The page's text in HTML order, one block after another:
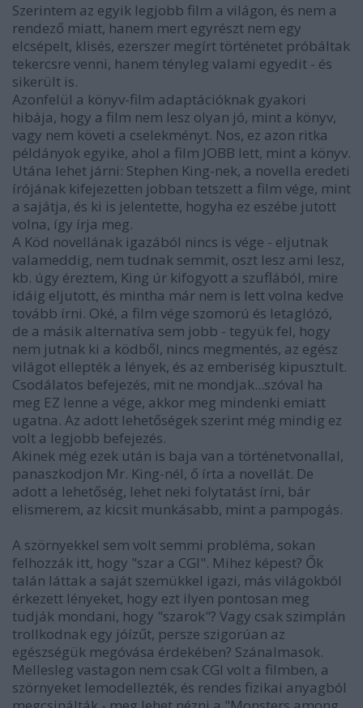
Szerintem az egyik legjobb film a világon, és nem a
rendező miatt, hanem mert egyrészt nem egy
elcsépelt, klisés, ezerszer megírt történetet próbáltak
tekercsre venni, hanem tényleg valami egyedit - és
sikerült is.
Azonfelül a könyv-film adaptációknak gyakori
hibája, hogy a film nem lesz olyan jó, mint a könyv,
vagy nem követi a cselekményt. Nos, ez azon ritka
példányok egyike, ahol a film JOBB lett, mint a könyv.
Utána lehet járni: Stephen King-nek, a novella eredeti
írójának kifejezetten jobban tetszett a film vége, mint
a sajátja, és ki is jelentette, hogyha ez eszébe jutott
volna, így írja meg.
A Köd novellának igazából nincs is vége - eljutnak
valameddig, nem tudnak semmit, oszt lesz ami lesz,
kb. úgy éreztem, King úr kifogyott a szuflából, mire
idáig eljutott, és mintha már nem is lett volna kedve
tovább írni. Oké, a film vége szomorú és letaglózó,
de a másik alternatíva sem jobb - tegyük fel, hogy
nem jutnak ki a ködből, nincs megmentés, az egész
világot ellepték a lények, és az emberiség kipusztult.
Csodálatos befejezés, mit ne mondjak...szóval ha
meg EZ lenne a vége, akkor meg mindenki emiatt
ugatna. Az adott lehetőségek szerint még mindig ez
volt a legjobb befejezés.
Akinek még ezek után is baja van a történetvonallal,
panaszkodjon Mr. King-nél, ő írta a novellát. De
adott a lehetőség, lehet neki folytatást írni, bár
elismerem, az kicsit munkásabb, mint a pampogás.
A szörnyekkel sem volt semmi probléma, sokan
felhozzák itt, hogy "szar a CGI". Mihez képest? Ők
talán láttak a saját szemükkel igazi, más világokból
érkezett lényeket, hogy ezt ilyen pontosan meg
tudják mondani, hogy "szarok"? Vagy csak szimplán
trollkodnak egy jóízűt, persze szigorúan az
egészségük megóvása érdekében? Szánalmasok.
Mellesleg vastagon nem csak CGI volt a filmben, a
szörnyeket lemodellezték, és rendes fizikai anyagból